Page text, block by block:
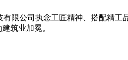
限公司执念工匠精神、搭配精
筑业加冕。